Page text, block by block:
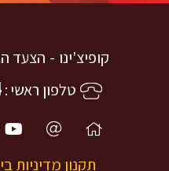
קופיצ'ינו
הצעד
טלפון ראשי
תקנון מדיניות